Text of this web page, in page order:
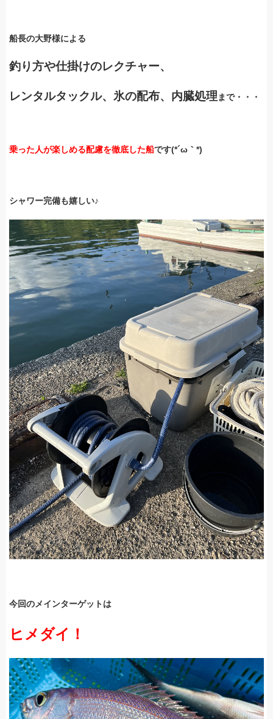
船長の大野様による
釣り方や仕掛けのレクチャー、
レンタルタックル、氷の配布、 内臓処理 まで・・・
乗った人が楽しめる配慮を徹底した船です(*´ω｀*)
シャワー完備も嬉しい♪
今回のメインターゲットは
ヒメダイ！